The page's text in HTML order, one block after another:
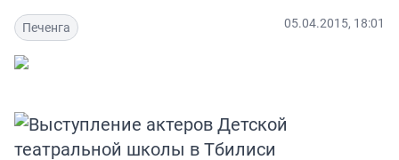
Печенга 05.04.2015, 18:01